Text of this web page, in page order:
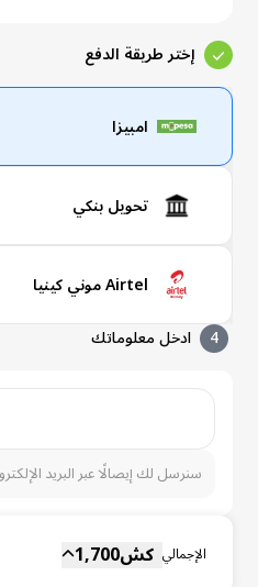
إختر طريقة الدفع
امبيزا
تحويل بنكي
Airtel موني كينيا
4
ادخل معلوماتك
سنرسل لك إيصالًا عبر البريد
Fee
الإجمالي كش1,700